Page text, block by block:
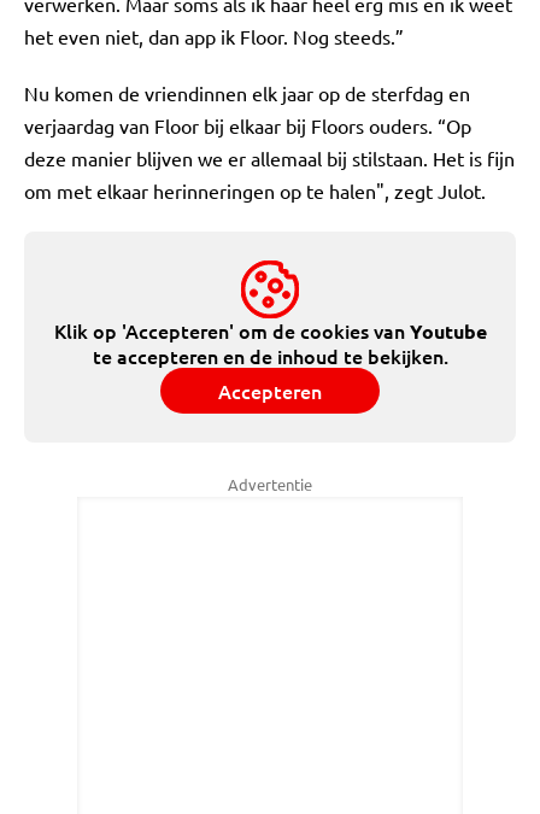
het even niet, dan app ik Floor. Nog steeds.”
Nu komen de vriendinnen elk jaar op de sterfdag en
verjaardag van Floor bij elkaar bij Floors ouders. “Op
deze manier blijven we er allemaal bij stilstaan. Het is fijn
om met elkaar herinneringen op te halen", zegt Julot.
Klik op 'Accepteren' om de cookies vanYoutube
te accepteren en de inhoud te bekijken.
Accepteren
Advertentie